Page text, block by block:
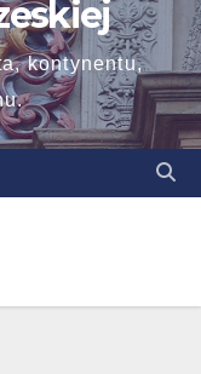
kontynentu,